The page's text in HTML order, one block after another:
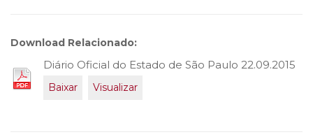
Download Relacionado:
Diário Oficial do Estado de São Paulo 22.09.2015
Baixar Visualizar